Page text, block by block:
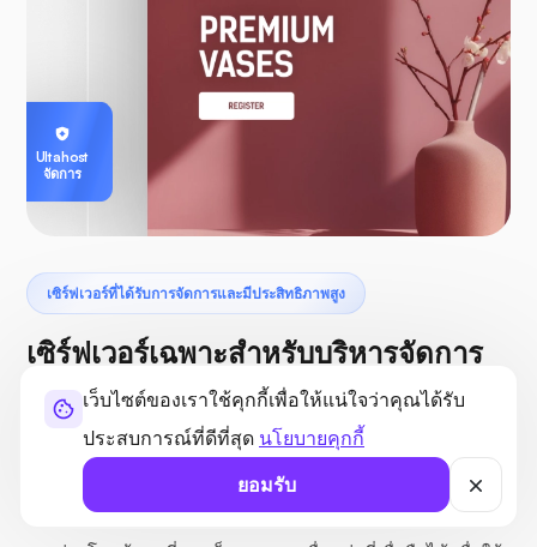
เว็บไซต์ของเราใช้คุกกี้เพื่อให้แน่ใจว่าคุณได้รับ
ประสบการณ์ที่ดีที่สุด นโยบายคุกกี้
ยอมรับ
เซิร์ฟเวอร์ที่ได้รับการจัดการและมีประสิทธิภาพสูง
เซิร์ฟเวอร์เฉพาะสำหรับบริหารจัดการ
ในไอร์แลนด์
สัมผัสประสบการณ์การโฮสติ้งเซิร์ฟเวอร์เฉพาะที่เร็วสุด ๆ กับ
UltaHost ซึ่งขับเคลื่อนโดยศูนย์ข้อมูลขั้นสูงในยุโรปที่ได้รับการ
ปรับแต่งมาเพื่อลูกค้าชาวไอริชโดยเฉพาะ มอบความหน่วงต่ำ
Ultahost
จัดการ